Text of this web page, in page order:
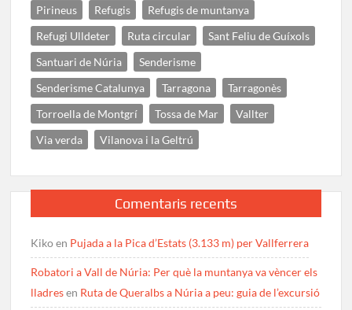
Pirineus
Refugis
Refugis de muntanya
Refugi Ulldeter
Ruta circular
Sant Feliu de Guíxols
Santuari de Núria
Senderisme
Senderisme Catalunya
Tarragona
Tarragonès
Torroella de Montgrí
Tossa de Mar
Vallter
Via verda
Vilanova i la Geltrú
Comentaris recents
Kikoen Pujada a la Pica d’Estats (3.133 m) per Vallferrera
Robatori a Vall de Núria: Per què la muntanya va vèncer els
lladresen Ruta de Queralbs a Núria a peu: guia de l’excursió